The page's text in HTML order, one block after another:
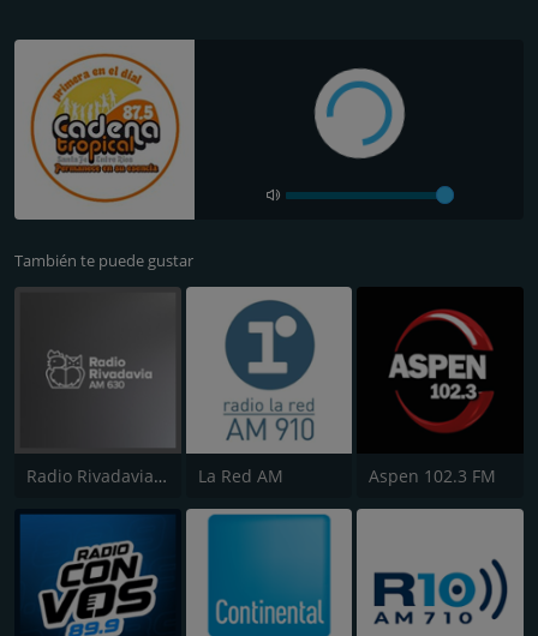
También te puede gustar
Radio Rivadavia 630 AM La Red AM Aspen 102.3 FM